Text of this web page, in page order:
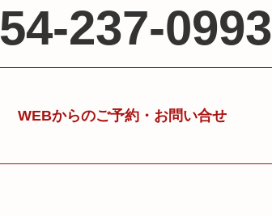
237-0993
WEBからのご予約・お問い合せ